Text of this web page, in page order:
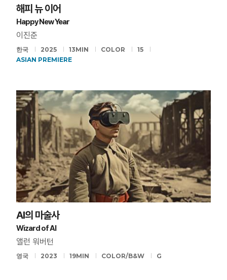
해피 뉴 이어
Happy New Year
이진준
한국 2025 13MIN COLOR
15
ASIAN PREMIERE
AI의 마술사
Wizard of AI
앨런 워버턴
영국 2023 19MIN COLOR/B&W G